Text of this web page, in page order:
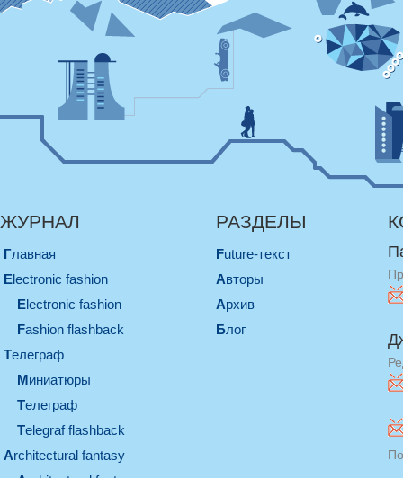
ЖУРНАЛ
Главная
electronic fashion
electronic fashion
Fashion flashback
телеграф
миниатюры
телеграф
Telegraf flashback
architectural fantasy
РАЗДЕЛЫ
Future-текст
Авторы
Архив
Блог